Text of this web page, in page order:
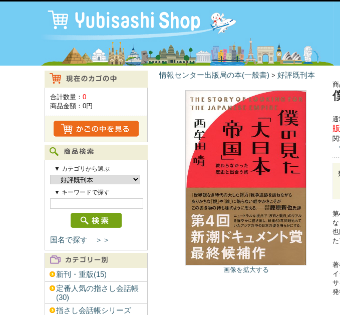
合計数量： 0
商品金額： 0円
▼ カテゴリから選ぶ
▼ キーワードで探す
国名で探す ＞＞
新刊・重版(15)
定番人気の指さし会話帳
(30)
指さし会話帳シリーズ
情報センター出版局の本(一般書) > 好評既刊本
画像を拡大する
商
通